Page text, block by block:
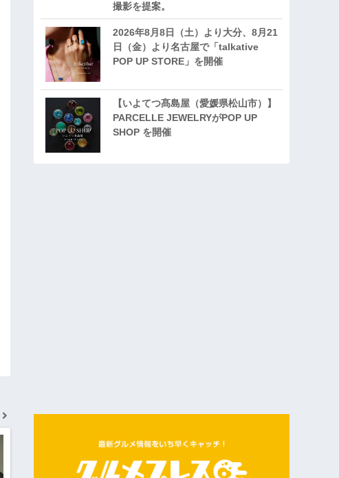
撮影を提案。
2026年8月8日（土）より大分、8月21
日（金）より名古屋で「talkative
POP UP STORE」を開催
【いよてつ髙島屋（愛媛県松山市）】
PARCELLE JEWELRYがPOP UP
SHOP を開催